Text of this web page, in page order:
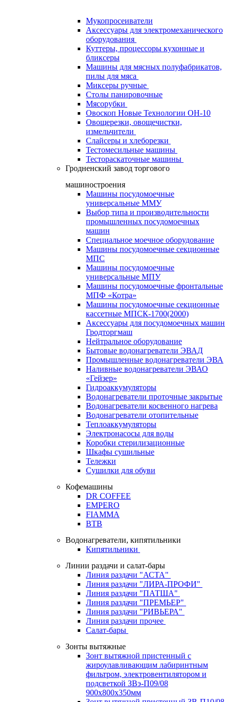
Мукопросеиватели
Аксессуары для электромеханического
оборудования
Куттеры, процессоры кухонные и
бликсеры
Машины для мясных полуфабрикатов,
пилы для мяса
Миксеры ручные
Столы панировочные
Мясорубки
Овоскоп Новые Технологии ОН-10
Овощерезки, овощечистки,
измельчители
Слайсеры и хлеборезки
Тестомесильные машины
Тестораскаточные машины
Гродненский завод торгового
машиностроения
Машины посудомоечные
универсальные ММУ
Выбор типа и производительности
промышленных посудомоечных
машин
Специальное моечное оборудование
Машины посудомоечные секционные
МПС
Машины посудомоечные
универсальные МПУ
Машины посудомоечные фронтальные
МПФ «Котра»
Машины посудомоечные секционные
кассетные МПСК-1700(2000)
Аксессуары для посудомоечных машин
Гродторгмаш
Нейтральное оборудование
Бытовые водонагреватели ЭВАД
Промышленные водонагреватели ЭВА
Наливные водонагреватели ЭВАО
«Гейзер»
Гидроаккумуляторы
Водонагреватели проточные закрытые
Водонагреватели косвенного нагрева
Водонагреватели отопительные
Теплоаккумуляторы
Электронасосы для воды
Коробки стерилизационные
Шкафы сушильные
Тележки
Сушилки для обуви
Кофемашины
DR COFFEE
EMPERO
FIAMMA
BTB
Водонагреватели, кипятильники
Кипятильники
Линии раздачи и салат-бары
Линия раздачи "АСТА"
Линия раздачи "ЛИРА-ПРОФИ"
Линия раздачи "ПАТША"
Линия раздачи "ПРЕМЬЕР"
Линия раздачи "РИВЬЕРА"
Линия раздачи прочее
Салат-бары
Зонты вытяжные
Зонт вытяжной пристенный с
жироулавливающим лабиринтным
фильтром, электровентилятором и
подсветкой ЗВэ-П09/08
900х800х350мм